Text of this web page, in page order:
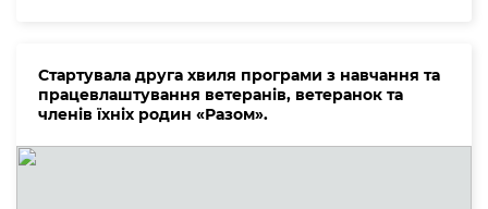
Стартувала друга хвиля програми з навчання та
працевлаштування ветеранів, ветеранок та
членів їхніх родин «Разом».